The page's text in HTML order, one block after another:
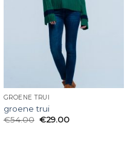
GROENE TRUI
groene trui
€54.00 €29.00